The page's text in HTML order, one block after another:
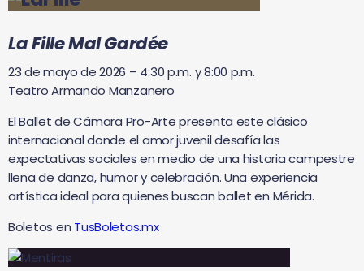
La Fille Mal Gardée
23 de mayo de 2026 – 4:30 p.m. y 8:00 p.m.
Teatro Armando Manzanero
El Ballet de Cámara Pro-Arte presenta este clásico
internacional donde el amor juvenil desafía las
expectativas sociales en medio de una historia campestre
llena de danza, humor y celebración. Una experiencia
artística ideal para quienes buscan ballet en Mérida.
Boletos en TusBoletos.mx